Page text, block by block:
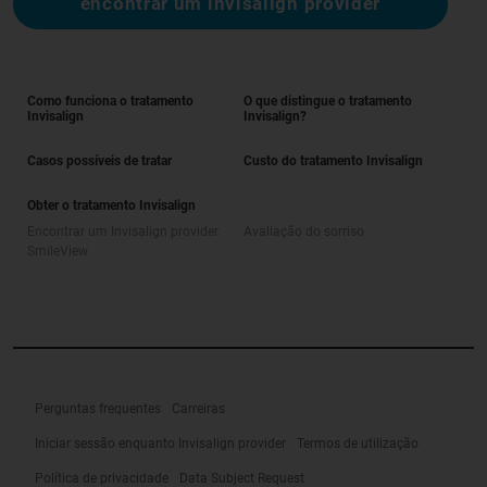
Como funciona o tratamento
Invisalign
O que distingue o tratamento
Invisalign?
Casos possíveis de tratar Custo do tratamento Invisalign
Obter o tratamento Invisalign
Perguntas frequentes Carreiras
Iniciar sessão enquanto Invisalign provider Termos de utilização
Política de privacidade Data Subject Request